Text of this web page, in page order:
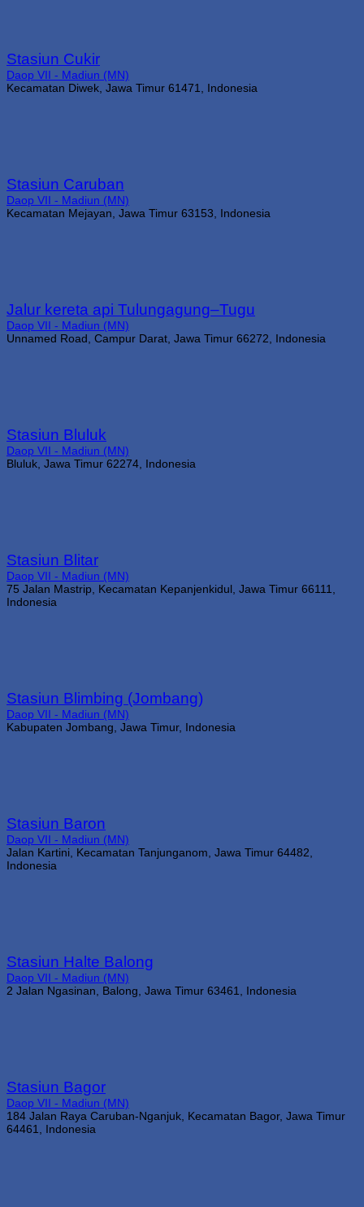
Stasiun Cukir
Daop VII - Madiun (MN)
Kecamatan Diwek, Jawa Timur 61471, Indonesia
Stasiun Caruban
Daop VII - Madiun (MN)
Kecamatan Mejayan, Jawa Timur 63153, Indonesia
Jalur kereta api Tulungagung–Tugu
Daop VII - Madiun (MN)
Unnamed Road, Campur Darat, Jawa Timur 66272, Indonesia
Stasiun Bluluk
Daop VII - Madiun (MN)
Bluluk, Jawa Timur 62274, Indonesia
Stasiun Blitar
Daop VII - Madiun (MN)
75 Jalan Mastrip, Kecamatan Kepanjenkidul, Jawa Timur 66111,
Indonesia
Stasiun Blimbing (Jombang)
Daop VII - Madiun (MN)
Kabupaten Jombang, Jawa Timur, Indonesia
Stasiun Baron
Daop VII - Madiun (MN)
Jalan Kartini, Kecamatan Tanjunganom, Jawa Timur 64482,
Indonesia
Stasiun Halte Balong
Daop VII - Madiun (MN)
2 Jalan Ngasinan, Balong, Jawa Timur 63461, Indonesia
Stasiun Bagor
Daop VII - Madiun (MN)
184 Jalan Raya Caruban-Nganjuk, Kecamatan Bagor, Jawa Timur
64461, Indonesia